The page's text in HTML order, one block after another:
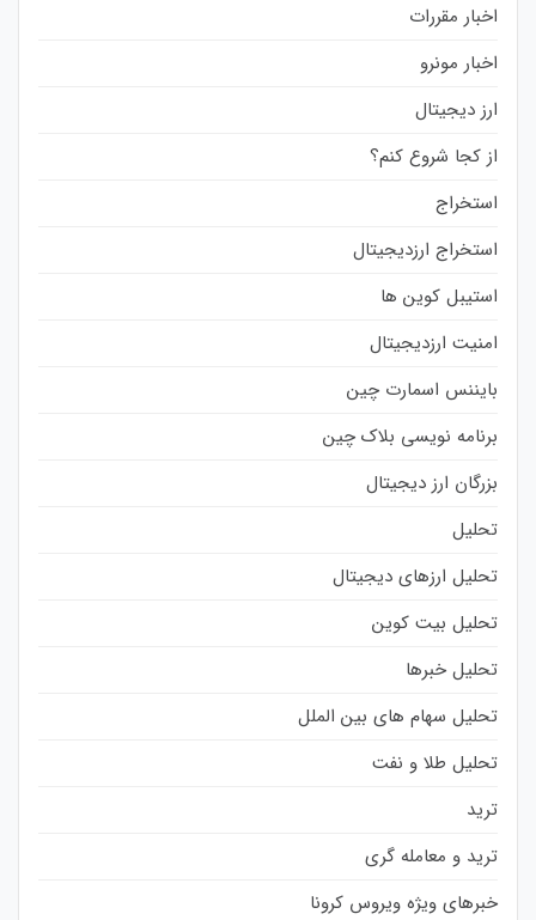
اخبار مقررات
اخبار مونرو
ارز دیجیتال
از کجا شروع کنم؟
استخراج
استخراج ارزدیجیتال
استیبل کوین ها
امنیت ارزدیجیتال
بایننس اسمارت چین
برنامه نویسی بلاک چین
بزرگان ارز دیجیتال
تحلیل
تحلیل ارزهای دیجیتال
تحلیل بیت کوین
تحلیل خبرها
تحلیل سهام های بین الملل
تحلیل طلا و نفت
ترید
ترید و معامله گری
خبرهای ویژه ویروس کرونا